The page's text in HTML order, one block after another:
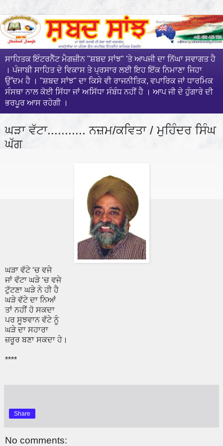
ਸਾਹਿਤਕ ਇੰਟਰਨੈੱਟ ਮੈਗਜ਼ੀਨ "ਸ਼ਬਦ ਸਾਂਝ" 'ਤੇ ਆਪਜੀ ਦਾ ਨਿੱਘਾ ਸਵਾਗਤ ਹੈ
। ਪੰਜਾਬੀ ਸਾਹਿਤ ਦੇ ਵਿਕਾਸ ਤੇ ਪ੍ਰਸਾਰ ਲਈ ਇਹ ਇੱਕ ਨਿਮਾਣਾ ਜਿਹਾ
ਉੱਦਮ ਹੈ । "ਸ਼ਬਦ ਸਾਂਝ" ਦਾ ਕਿਸੇ ਵੀ ਰਾਜਨੀਤਿਕ, ਵਪਾਰਿਕ ਜਾਂ ਧਾਰਮਿਕ
ਸੰਸਥਾ ਨਾਲ ਕੋਈ ਸਿੱਧਾ ਜਾਂ ਅਸਿੱਧਾ ਸੰਬੰਧ ਨਹੀਂ ਹੈ । ਆਪ ਜੀ ਦੇ ਹੁੰਗਾਰੇ ਦੀ
ਭਰਪੂਰ ਆਸ ਰਹੇਗੀ ।
ਘੜਾ ਵੱਟਾ........... ਨਜ਼ਮ/ਕਵਿਤਾ / ਮੁਹਿੰਦਰ ਸਿੰਘ
ਘੱਗ
ਘੜਾ ਵੱਟੇ ‘ਚ ਵਜੇ
ਜਾਂ ਵੱਟਾ ਘੜੇ ‘ਚ ਵਜੇ
ਟੁੱਟਣਾ ਘੜੇ ਨੇ ਹੀ ਹੈ
ਘੜੇ ਵੱਟੇ ਦਾ ਨਿਆਂ
ਤਾਂ ਨਹੀਂ ਹੋ ਸਕਦਾ
ਪਰ ਸੂਝਵਾਨ ਵੱਟੇ ਨੂੰ
ਘੜੇ ਦਾ ਸਹਾਰਾ
ਜ਼ਰੂਰ ਬਣਾ ਸਕਦਾ ਹੇ।
****
Share
No comments: